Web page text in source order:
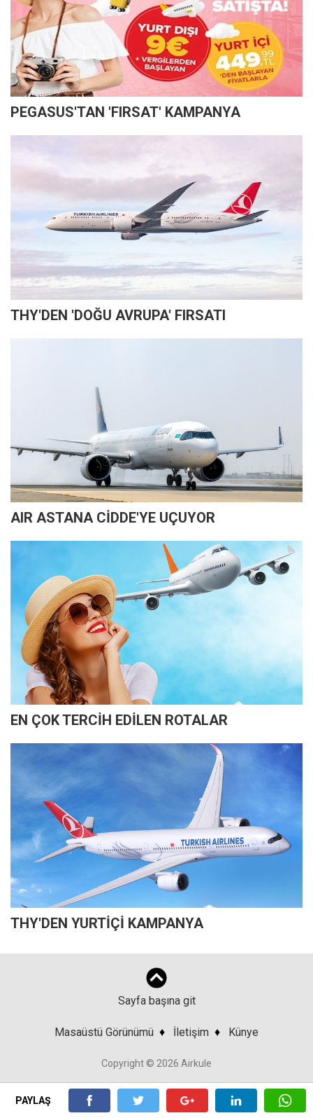
PAYLAŞ
PEGASUS'TAN 'FIRSAT' KAMPANYA
THY'DEN 'DOĞU AVRUPA' FIRSATI
AIR ASTANA CİDDE'YE UÇUYOR
EN ÇOK TERCİH EDİLEN ROTALAR
THY'DEN YURTİÇİ KAMPANYA
Sayfa başına git
Masaüstü Görünümü ♦ İletişim ♦ Künye
Copyright © 2026 Airkule